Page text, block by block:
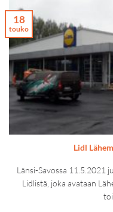
Lidl
Länsi-Savossa 11.5.2021
Lidlistä, joka avataan
18
touko